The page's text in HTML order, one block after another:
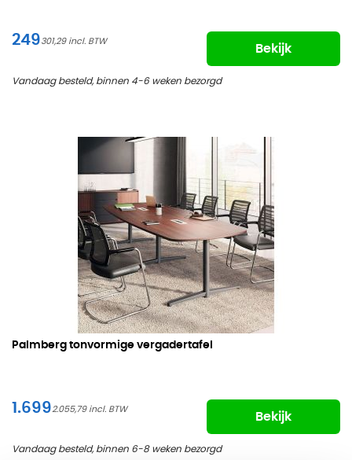
249301,29
Bekijk
Vandaag besteld, binnen 4-6 weken bezorgd
Palmberg tonvormige vergadertafel
1.6992.055,79
Bekijk
Vandaag besteld, binnen 6-8 weken bezorgd